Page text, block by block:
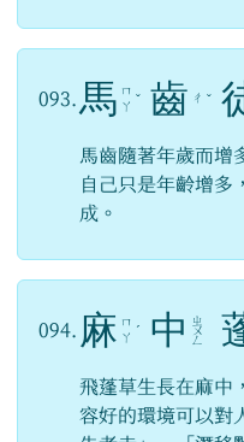
093. 馬 ㄇ
ㄚ ˇ 齒 ㄔ ˇ
馬齒隨著年歲而增
自己只是年齡增多
成。
094. 麻 ㄇ
ㄚ ˊ 中 ㄓ
ㄨ
ㄥ
飛蓬草生長在麻中
容好的環境可以對